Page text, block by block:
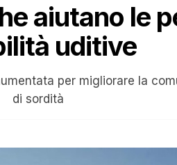
aiutano le
uditive
per migliorare la
di sordità